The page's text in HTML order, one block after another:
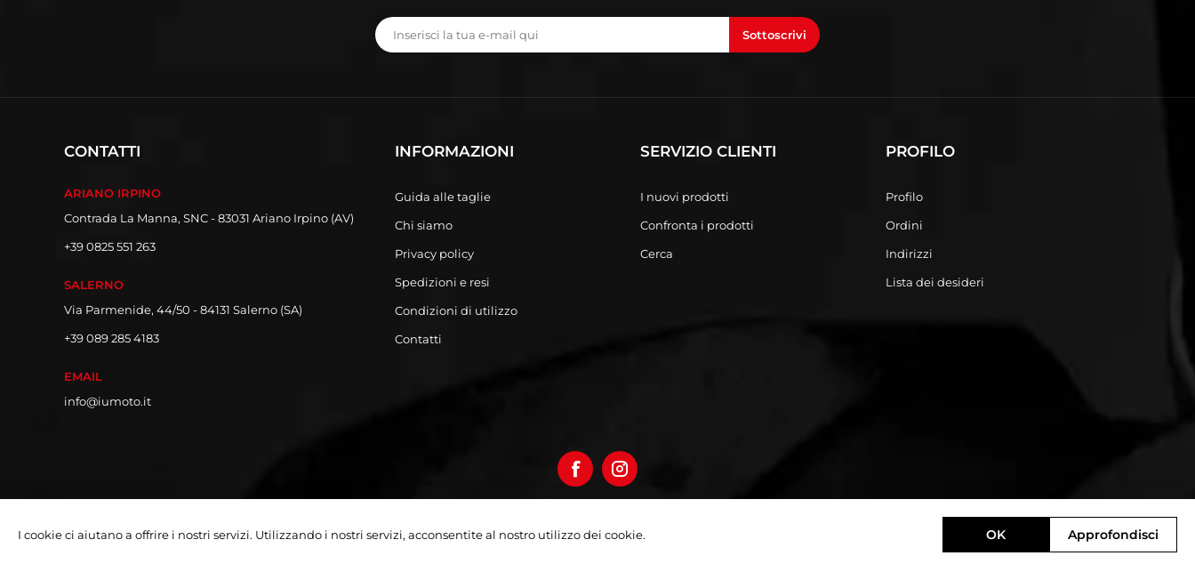
Sottoscrivi
CONTATTI
ARIANO IRPINO
Contrada La Manna, SNC - 83031 Ariano Irpino (AV)
+39 0825 551 263
SALERNO
Via Parmenide, 44/50 - 84131 Salerno (SA)
+39 089 285 4183
EMAIL
info@iumoto.it
INFORMAZIONI
Guida alle taglie
Chi siamo
Privacy policy
Spedizioni e resi
Condizioni di utilizzo
Contatti
SERVIZIO CLIENTI
I nuovi prodotti
Confronta i prodotti
Cerca
PROFILO
Profilo
Ordini
Indirizzi
Lista dei desideri
Designed bye-direct.it Powered bynopCommerce
I cookie ci aiutano a offrire i nostri servizi. Utilizzando i nostri servizi, acconsentite al nostro utilizzo dei cookie. OK Approfondisci